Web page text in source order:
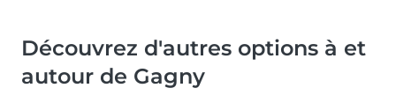
Découvrez d'autres options à et
autour de Gagny